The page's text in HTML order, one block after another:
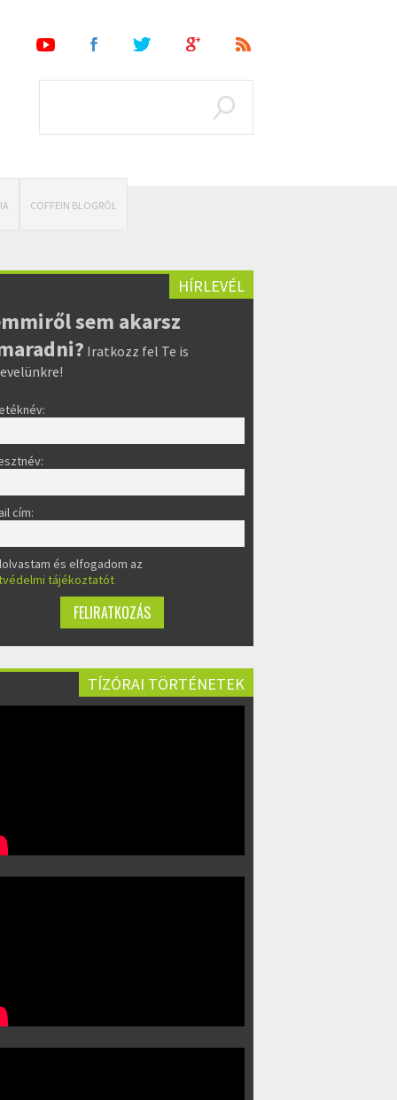
COFFEIN BLOGRÓL
HÍRLEVÉL
sem akarsz
Iratkozz fel Te is
cím:
és elfogadom az
tájékoztatót
TÍZÓRAI TÖRTÉNETEK